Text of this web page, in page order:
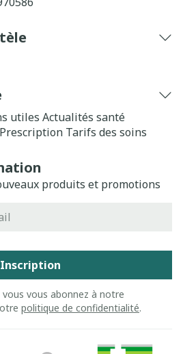
utiles Actualités santé
Prescription Tarifs des soins
produits et promotions
Inscription
vous vous abonnez à notre
politique de confidentialité.